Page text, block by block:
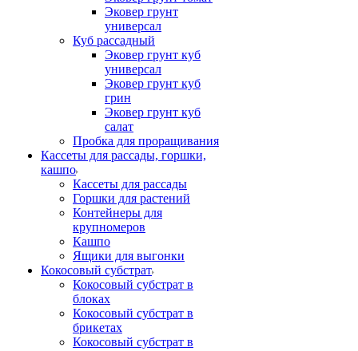
Эковер грунт
универсал
Куб рассадный
Эковер грунт куб
универсал
Эковер грунт куб
грин
Эковер грунт куб
салат
Пробка для проращивания
Кассеты для рассады, горшки,
кашпо
Кассеты для рассады
Горшки для растений
Контейнеры для
крупномеров
Кашпо
Ящики для выгонки
Кокосовый субстрат
Кокосовый субстрат в
блоках
Кокосовый субстрат в
брикетах
Кокосовый субстрат в